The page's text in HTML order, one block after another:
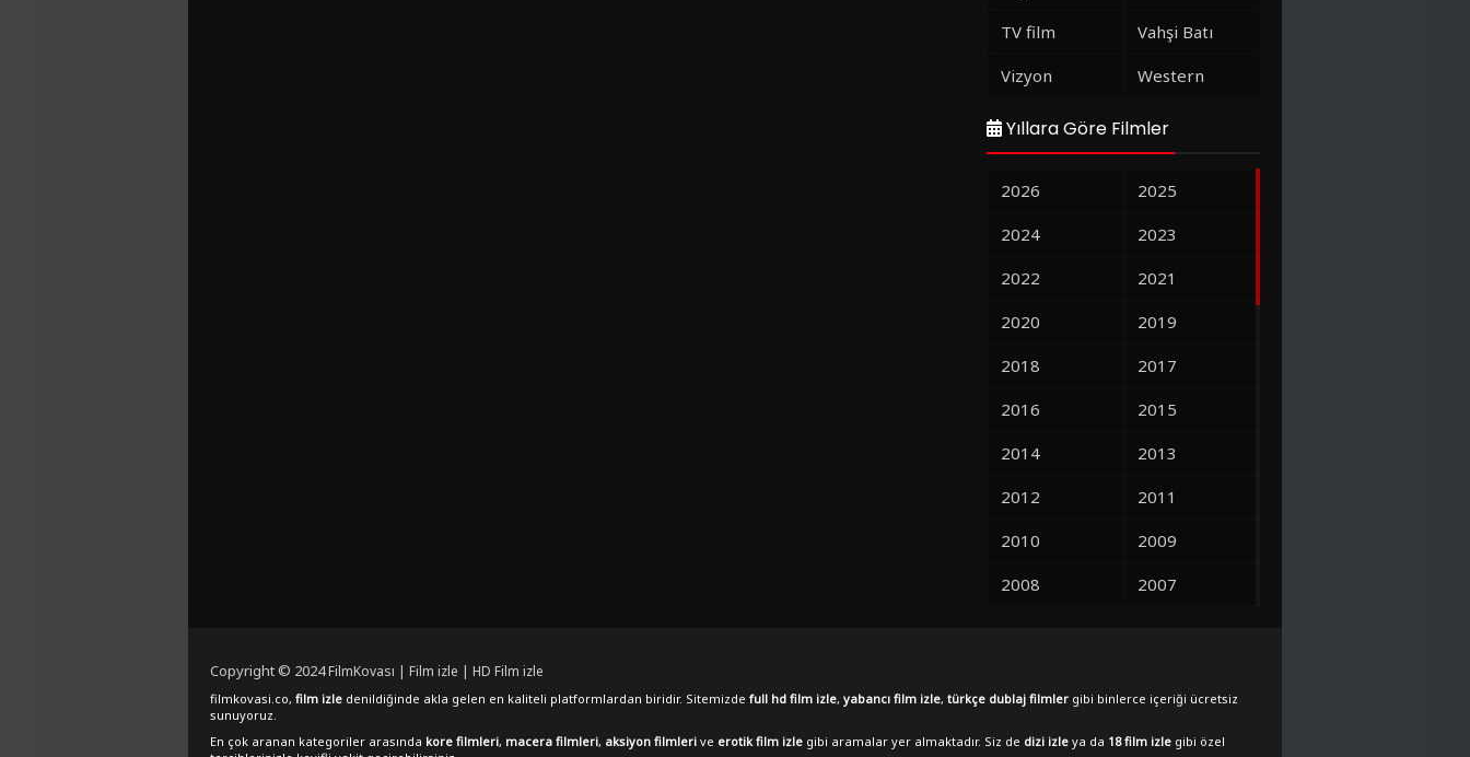
TV film
Vahşi Batı
Vizyon
Western
Yıllara Göre Filmler
2026
2025
2024
2023
2022
2021
2020
2019
2018
2017
2016
2015
2014
2013
2012
2011
2010
2009
2008
2007
Copyright © 2024FilmKovası | Film izle | HD Film izle
filmkovasi.co, film izle denildiğinde akla gelen en kaliteli platformlardan biridir. Sitemizde full hd film izle, yabancı film izle, türkçe dublaj filmler gibi binlerce içeriği ücretsiz
sunuyoruz.
En çok aranan kategoriler arasında kore filmleri, macera filmleri, aksiyon filmleri ve erotik film izle gibi aramalar yer almaktadır. Siz de dizi izle ya da 18 film izle gibi özel